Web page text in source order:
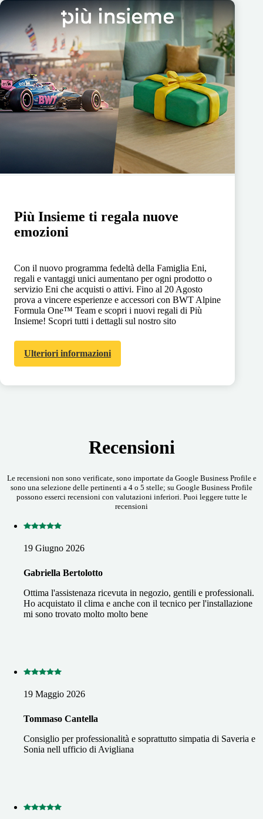
Più Insieme ti regala nuove
emozioni
Con il nuovo programma fedeltà della Famiglia Eni,
regali e vantaggi unici aumentano per ogni prodotto o
servizio Eni che acquisti o attivi. Fino al 20 Agosto
prova a vincere esperienze e accessori con BWT Alpine
Formula One™ Team e scopri i nuovi regali di Più
Insieme! Scopri tutti i dettagli sul nostro sito
Ulteriori informazioni
Recensioni
Le recensioni non sono verificate, sono importate da Google Business Profile e
sono una selezione delle pertinenti a 4 o 5 stelle; su Google Business Profile
possono esserci recensioni con valutazioni inferiori. Puoi leggere tutte le
recensioni
19 Giugno 2026
Gabriella Bertolotto
Ottima l'assistenaza ricevuta in negozio, gentili e professionali.
Ho acquistato il clima e anche con il tecnico per l'installazione
mi sono trovato molto molto bene
19 Maggio 2026
Tommaso Cantella
Consiglio per professionalità e soprattutto simpatia di Saveria e
Sonia nell ufficio di Avigliana